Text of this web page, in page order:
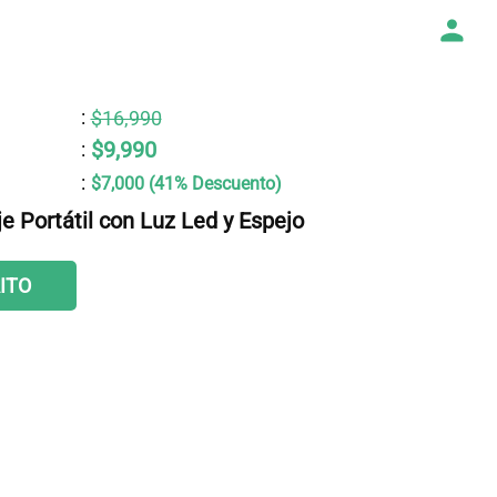
: $16,990
: $9,990
: $7,000 (41% Descuento)
Portátil con Luz Led y Espejo